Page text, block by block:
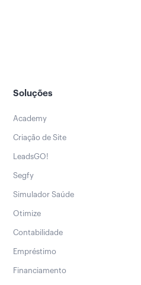
Soluções
Academy
Criação de Site
LeadsGO!
Segfy
Simulador Saúde
Otimize
Contabilidade
Empréstimo
Financiamento